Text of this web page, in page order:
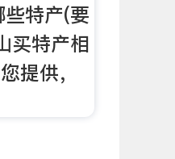
特产(要
买特产相
提供，